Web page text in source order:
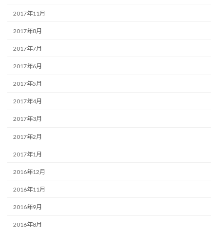
2017年11月
2017年8月
2017年7月
2017年6月
2017年5月
2017年4月
2017年3月
2017年2月
2017年1月
2016年12月
2016年11月
2016年9月
2016年8月